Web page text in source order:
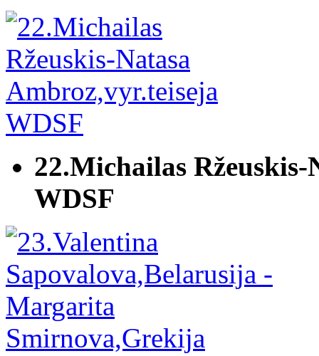
22.Michailas
WDSF